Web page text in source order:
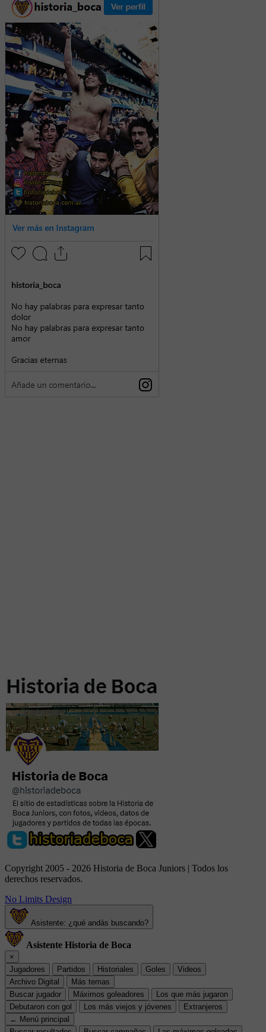
Copyright 2005 - 2026 Historia de Boca Juniors | Todos los
derechos reservados.
No Limits Design
Asistente: ¿qué andás buscando?
Asistente Historia de Boca
×
Jugadores
Partidos Historiales Goles
Videos
Archivo Digital
Más temas
Buscar jugador
Máximos goleadores
Los que más jugaron
Debutaron con gol
Los más viejos y jóvenes
Extranjeros
← Menú principal